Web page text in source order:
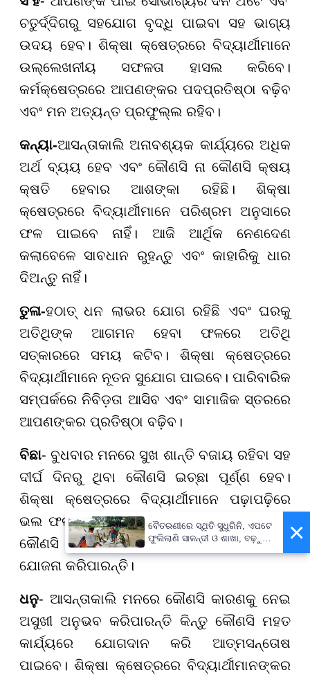
ଚତୁର୍ଦ୍ଦିଗରୁ ସହଯୋଗ ବୃଦ୍ଧି ପାଇବା ସହ ଭାଗ୍ୟ
ଉଦୟ ହେବ। ଶିକ୍ଷା କ୍ଷେତ୍ରରେ ବିଦ୍ୟାର୍ଥୀମାନେ
ଉଲ୍ଲେଖନୀୟ ସଫଳତା ହାସଲ କରିବେ।
କର୍ମକ୍ଷେତ୍ରରେ ଆପଣଙ୍କର ପଦପ୍ରତିଷ୍ଠା ବଢ଼ିବ
ଏବଂ ମନ ଅତ୍ୟନ୍ତ ପ୍ରଫୁଲ୍ଲ ରହିବ।
କନ୍ୟା-ଆସନ୍ତାକାଲି ଅନାବଶ୍ୟକ କାର୍ଯ୍ୟରେ ଅଧିକ
ଅର୍ଥ ବ୍ୟୟ ହେବ ଏବଂ କୌଣସି ନା କୌଣସି କ୍ଷୟ
କ୍ଷତି ହେବାର ଆଶଙ୍କା ରହିଛି। ଶିକ୍ଷା
କ୍ଷେତ୍ରରେ ବିଦ୍ୟାର୍ଥୀମାନେ ପରିଶ୍ରମ ଅନୁସାରେ
ଫଳ ପାଇବେ ନାହିଁ। ଆଜି ଆର୍ଥିକ ନେଣଦେଣ
କଲାବେଳେ ସାବଧାନ ରୁହନ୍ତୁ ଏବଂ କାହାରିକୁ ଧାର
ଦିଅନ୍ତୁ ନାହିଁ।
ତୁଳା-ହଠାତ୍ ଧନ ଲାଭର ଯୋଗ ରହିଛି ଏବଂ ଘରକୁ
ଅତିଥିଙ୍କ ଆଗମନ ହେବା ଫଳରେ ଅତିଥି
ସତ୍କାରରେ ସମୟ କଟିବ। ଶିକ୍ଷା କ୍ଷେତ୍ରରେ
ବିଦ୍ୟାର୍ଥୀମାନେ ନୂତନ ସୁଯୋଗ ପାଇବେ। ପାରିବାରିକ
ସମ୍ପର୍କରେ ନିବିଡ଼ତା ଆସିବ ଏବଂ ସାମାଜିକ ସ୍ତରରେ
ଆପଣଙ୍କର ପ୍ରତିଷ୍ଠା ବଢ଼ିବ।
ବିଛା- ବୁଧବାର ମନରେ ସୁଖ ଶାନ୍ତି ବଜାୟ ରହିବା ସହ
ଦୀର୍ଘ ଦିନରୁ ଥିବା କୌଣସି ଇଚ୍ଛା ପୂର୍ଣ୍ଣ ହେବ।
ଶିକ୍ଷା କ୍ଷେତ୍ରରେ ବିଦ୍ୟାର୍ଥୀମାନେ ପଢ଼ାପଢ଼ିରେ
ଭଲ ଫଳାଫଳ ପାଇ ଗର୍ବିତ ଅନୁଭବ କରିବେ। ଆଜି
କୌଣସି ମୁଲ୍ୟବାନ ସମ୍ପତ୍ତି କ୍ରୟ କରିବା ପାଇଁ
ଯୋଜନା କରିପାରନ୍ତି।
ଧନୁ- ଆସନ୍ତାକାଲି ମନରେ କୌଣସି କାରଣକୁ ନେଇ
ଅସୁଖୀ ଅନୁଭବ କରିପାରନ୍ତି କିନ୍ତୁ କୌଣସି ମହତ
କାର୍ଯ୍ୟରେ ଯୋଗଦାନ କରି ଆତ୍ମସନ୍ତୋଷ
ପାଇବେ। ଶିକ୍ଷା କ୍ଷେତ୍ରରେ ବିଦ୍ୟାର୍ଥୀମାନଙ୍କର
×
ବୈତରଣୀରେ ସ୍ଥିତି ସୁଧୁରିନି, ଏପଟେ
ଫୁଲିଲାଣି ସାଳନ୍ଦୀ ଓ ଶାଖା, ବଢ଼ୁଛି